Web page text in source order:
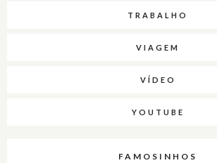
TRABALHO
VIAGEM
VÍDEO
YOUTUBE
FAMOSINHOS